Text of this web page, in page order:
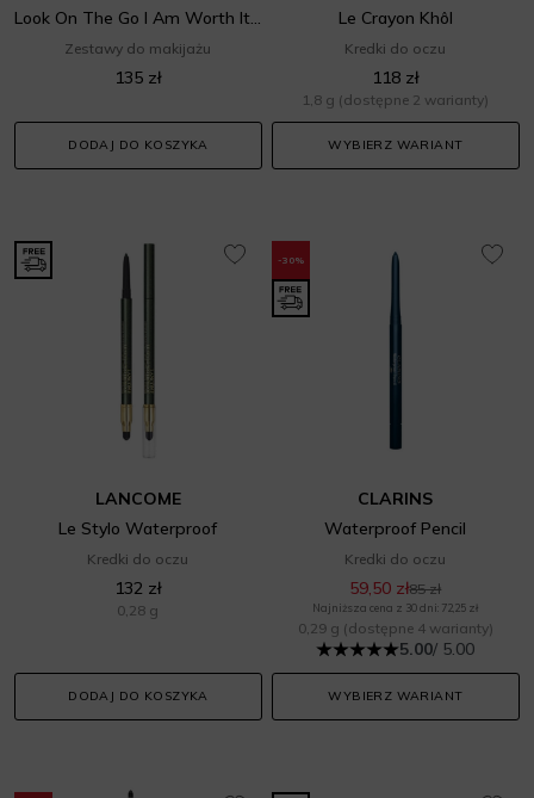
Look On The Go I Am Worth It Nudes Set
Zestawy do makijażu
135 zł
DODAJ DO KOSZYKA
Le Crayon Khôl
Kredki do oczu
118 zł
1,8 g (dostępne 2 warianty)
WYBIERZ WARIANT
LANCOME
Le Stylo Waterproof
Kredki do oczu
132 zł
0,28 g
DODAJ DO KOSZYKA
-30%
CLARINS
Waterproof Pencil
Kredki do oczu
59,50 zł85 zł
Najniższa cena z 30 dni: 72,25 zł
0,29 g (dostępne 4 warianty)
5.00/ 5.00
WYBIERZ WARIANT